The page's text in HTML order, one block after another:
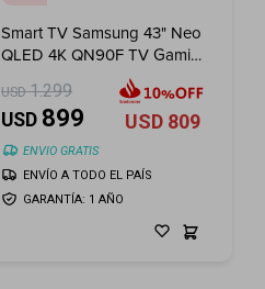
Smart TV Samsung 43" Neo
QLED 4K QN90F TV Gaming
USD 1.299
USD 899 USD 809
ENVIO GRATIS
GARANTÍA: 1 AÑO
ENVÍO A TODO EL PAÍS